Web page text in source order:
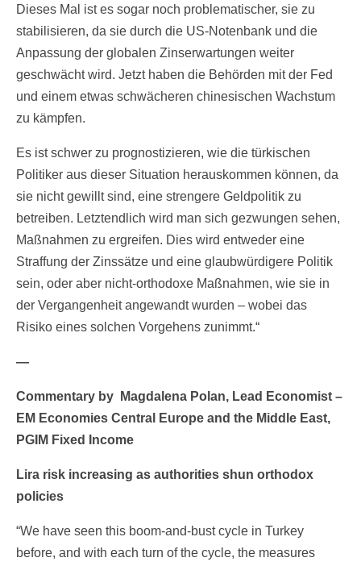
Dieses Mal ist es sogar noch problematischer, sie zu
stabilisieren, da sie durch die US-Notenbank und die
Anpassung der globalen Zinserwartungen weiter
geschwächt wird. Jetzt haben die Behörden mit der Fed
und einem etwas schwächeren chinesischen Wachstum
zu kämpfen.
Es ist schwer zu prognostizieren, wie die türkischen
Politiker aus dieser Situation herauskommen können, da
sie nicht gewillt sind, eine strengere Geldpolitik zu
betreiben. Letztendlich wird man sich gezwungen sehen,
Maßnahmen zu ergreifen. Dies wird entweder eine
Straffung der Zinssätze und eine glaubwürdigere Politik
sein, oder aber nicht-orthodoxe Maßnahmen, wie sie in
der Vergangenheit angewandt wurden – wobei das
Risiko eines solchen Vorgehens zunimmt.“
—
Commentary by Magdalena Polan, Lead Economist –
EM Economies Central Europe and the Middle East,
PGIM Fixed Income
Lira risk increasing as authorities shun orthodox
policies
“We have seen this boom-and-bust cycle in Turkey
before, and with each turn of the cycle, the measures